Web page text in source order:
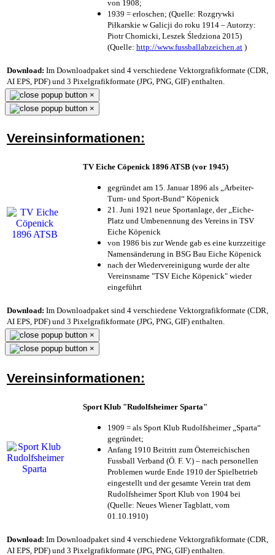
von 1908;
1939 = erloschen; (Quelle: Rozgrywki
Piłkarskie w Galicji do roku 1914 – Autorzy:
Piotr Chomicki, Leszek Śledziona 2015)
(Quelle: http://www.fussballabzeichen.at )
Download: Im Downloadpaket sind 4 verschiedene Vektorgrafikformate (CDR,
AI EPS, PDF) und 3 Pixelgrafikformate (JPG, PNG, GIF) enthalten.
×
×
Vereinsinformationen:
TV Eiche Cöpenick 1896 ATSB (vor 1945)
gegründet am 15. Januar 1896 als „Arbeiter-
Turn- und Sport-Bund“ Köpenick
21. Juni 1921 neue Sportanlage, der „Eiche-
Platz und Umbenennung des Vereins in TSV
Eiche Köpenick
von 1986 bis zur Wende gab es eine kurzzeitige
Namensänderung in BSG Bau Eiche Köpenick
nach der Wiedervereinigung wurde der alte
Vereinsname "TSV Eiche Köpenick" wieder
eingeführt
Download: Im Downloadpaket sind 4 verschiedene Vektorgrafikformate (CDR,
AI EPS, PDF) und 3 Pixelgrafikformate (JPG, PNG, GIF) enthalten.
×
×
Vereinsinformationen:
Sport Klub "Rudolfsheimer Sparta"
1909 = als Sport Klub Rudolfsheimer „Sparta“
gegründet;
Anfang 1910 Beitritt zum Österreichischen
Fussball Verband (Ö. F. V.) – nach personellen
Problemen wurde Ende 1910 der Spielbetrieb
eingestellt und der gesamte Verein trat dem
Rudolfsheimer Sport Klub von 1904 bei
(Quelle: Neues Wiener Tagblatt, vom
01.10.1910)
Download: Im Downloadpaket sind 4 verschiedene Vektorgrafikformate (CDR,
AI EPS, PDF) und 3 Pixelgrafikformate (JPG, PNG, GIF) enthalten.